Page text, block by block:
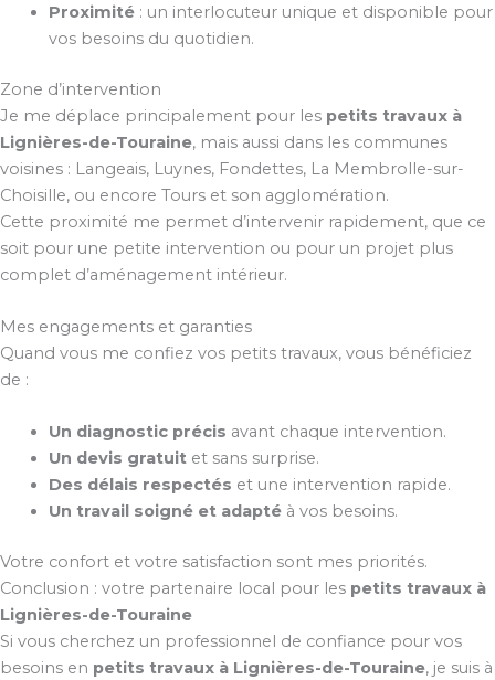
Proximité: un interlocuteur unique et disponible pour
vos besoins du quotidien.
Zone d’intervention
Je me déplace principalement pour les petits travaux à
Lignières-de-Touraine, mais aussi dans les communes
voisines : Langeais, Luynes, Fondettes, La Membrolle-sur-
Choisille, ou encore Tours et son agglomération.
Cette proximité me permet d’intervenir rapidement, que ce
soit pour une petite intervention ou pour un projet plus
complet d’aménagement intérieur.
Mes engagements et garanties
Quand vous me confiez vos petits travaux, vous bénéficiez
de :
Un diagnostic précis avant chaque intervention.
Un devis gratuitet sans surprise.
Des délais respectés et une intervention rapide.
Un travail soigné et adaptéà vos besoins.
Votre confort et votre satisfaction sont mes priorités.
Conclusion : votre partenaire local pour les petits travaux à
Lignières-de-Touraine
Si vous cherchez un professionnel de confiance pour vos
besoins en petits travaux à Lignières-de-Touraine, je suis à